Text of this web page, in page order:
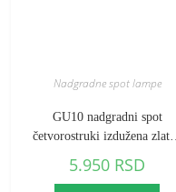
Nadgradne spot lampe
GU10 nadgradni spot
četvorostruki izdužena zlatna
5.950 RSD